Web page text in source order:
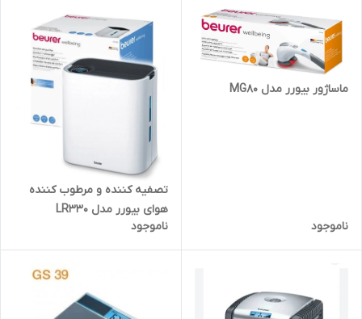
ماساژور بیورر مدل MG80
ناموجود
تصفیه کننده و مرطوب کننده
هوای بیورر مدل LR330
ناموجود